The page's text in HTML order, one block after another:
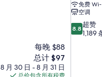
每晚 $88
新
价
格
总计 $97
8 月 30 日 - 8 月 31 日
免费
空调
8.8
分，
8.8 超赞
1,189